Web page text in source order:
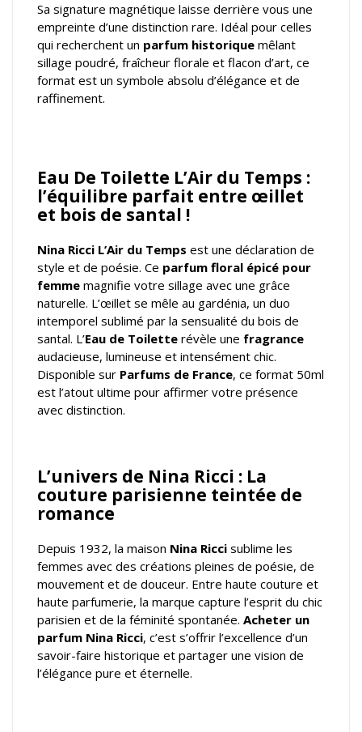
Sa signature magnétique laisse derrière vous une
empreinte d’une distinction rare. Idéal pour celles
qui recherchent un parfum historique mêlant
sillage poudré, fraîcheur florale et flacon d’art, ce
format est un symbole absolu d’élégance et de
raffinement.
Eau De Toilette L’Air du Temps :
l’équilibre parfait entre œillet
et bois de santal !
Nina Ricci L’Air du Temps est une déclaration de
style et de poésie. Ce parfum floral épicé pour
femme magnifie votre sillage avec une grâce
naturelle. L’œillet se mêle au gardénia, un duo
intemporel sublimé par la sensualité du bois de
santal. L’Eau de Toilette révèle une fragrance
audacieuse, lumineuse et intensément chic.
Disponible sur Parfums de France, ce format 50ml
est l’atout ultime pour affirmer votre présence
avec distinction.
L’univers de Nina Ricci : La
couture parisienne teintée de
romance
Depuis 1932, la maison Nina Ricci sublime les
femmes avec des créations pleines de poésie, de
mouvement et de douceur. Entre haute couture et
haute parfumerie, la marque capture l’esprit du chic
parisien et de la féminité spontanée. Acheter un
parfum Nina Ricci, c’est s’offrir l’excellence d’un
savoir-faire historique et partager une vision de
l’élégance pure et éternelle.